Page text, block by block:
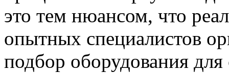
это тем нюансом, что
опытных специалистов
подбор оборудования для